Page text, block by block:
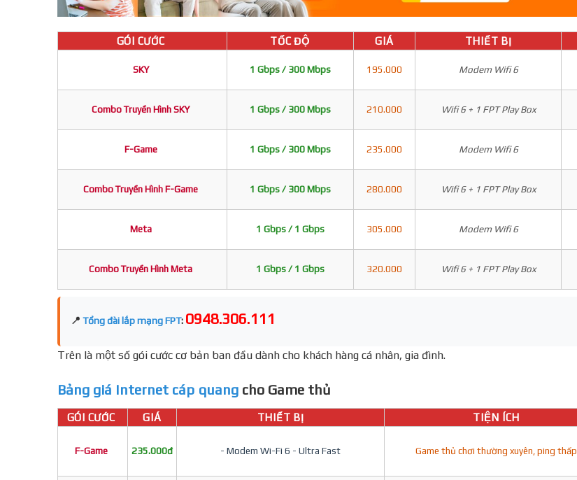
GÓI CƯỚC TỐC ĐỘ GIÁ THIẾT BỊ
SKY 1 Gbps / 300 Mbps 195.000 Modem Wifi 6
Combo Truyền Hình SKY 1 Gbps / 300 Mbps 210.000 Wifi 6 + 1 FPT Play Box
F-Game 1 Gbps / 300 Mbps 235.000 Modem Wifi 6
Combo Truyền Hình F-Game 1 Gbps / 300 Mbps 280.000 Wifi 6 + 1 FPT Play Box
Meta 1 Gbps / 1 Gbps 305.000 Modem Wifi 6
Combo Truyền Hình Meta 1 Gbps / 1 Gbps 320.000 Wifi 6 + 1 FPT Play Box
📍 Tổng đài lắp mạng FPT: 0948.306.111
Trên là một số gói cước cơ bản ban đầu dành cho khách hàng cá nhân, gia đình.
Bảng giá Internet cáp quang cho Game thủ
GÓI CƯỚC GIÁ THIẾT BỊ TIỆN ÍCH
F-Game 235.000đ - Modem Wi-Fi 6 - Ultra Fast Game thủ chơi thường xuyên, ping thấp